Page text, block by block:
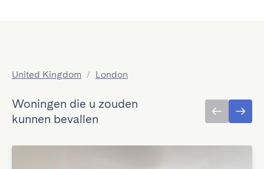
United Kingdom / London
Woningen die u zouden
kunnen bevallen